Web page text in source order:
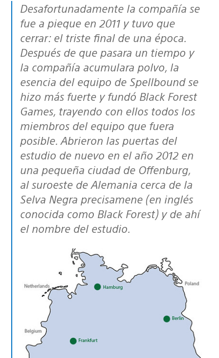
Desafortunadamente la compañía se
fue a pieque en 2011 y tuvo que
cerrar: el triste final de una época.
Después de que pasara un tiempo y
la compañía acumulara polvo, la
esencia del equipo de Spellbound se
hizo más fuerte y fundó Black Forest
Games, trayendo con ellos todos los
miembros del equipo que fuera
posible. Abrieron las puertas del
estudio de nuevo en el año 2012 en
una pequeña ciudad de Offenburg,
al suroeste de Alemania cerca de la
Selva Negra precisamene (en inglés
conocida como Black Forest) y de ahí
el nombre del estudio.